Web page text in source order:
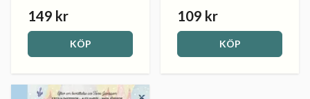
149 kr
KÖP
109 kr
KÖP